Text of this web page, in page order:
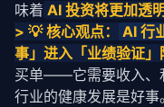
味着 AI 投资将更加透
> 💡 核心观点：
AI 行
事」进入「业绩验证」
买单——它需要收入、
行业的健康发展是好事。